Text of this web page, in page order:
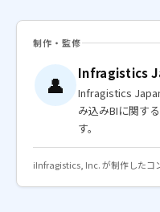
制作・監修
👤 Infragistics
Infragistics
み込みBIに関す
す。
ℹ️Infragistics, Inc. が制作したコ